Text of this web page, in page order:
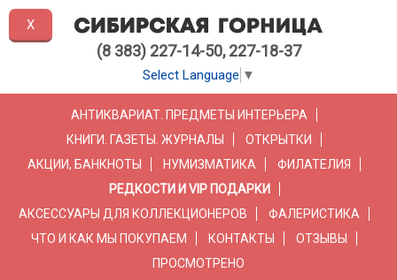
(8 383) 227-14-50, 227-18-37
Select Language ▼
АНТИКВАРИАТ. ПРЕДМЕТЫ ИНТЕРЬЕРА
КНИГИ. ГАЗЕТЫ. ЖУРНАЛЫ
ОТКРЫТКИ
АКЦИИ, БАНКНОТЫ
НУМИЗМАТИКА
ФИЛАТЕЛИЯ
РЕДКОСТИ И VIP ПОДАРКИ
АКСЕССУАРЫ ДЛЯ КОЛЛЕКЦИОНЕРОВ
ФАЛЕРИСТИКА
ЧТО И КАК МЫ ПОКУПАЕМ
КОНТАКТЫ
ОТЗЫВЫ
ПРОСМОТРЕНО
X